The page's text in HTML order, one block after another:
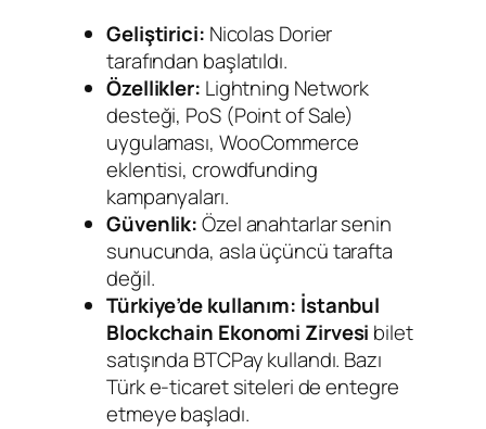
Geliştirici: Nicolas Dorier
tarafından başlatıldı.
Özellikler: Lightning Network
desteği, PoS (Point of Sale)
uygulaması, WooCommerce
eklentisi, crowdfunding
kampanyaları.
Güvenlik:Özel anahtarlar senin
sunucunda, asla üçüncü tarafta
değil.
Türkiye’de kullanım: İstanbul
Blockchain Ekonomi Zirvesi bilet
satışında BTCPay kullandı. Bazı
Türk e-ticaret siteleri de entegre
etmeye başladı.